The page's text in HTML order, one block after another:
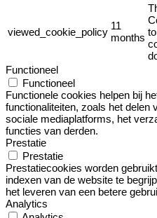
viewed_cookie_policy
11
months
Functioneel
Functioneel
Functionele cookies helpen bij
functionaliteiten, zoals het delen
sociale mediaplatforms, het
functies van derden.
Prestatie
Prestatie
Prestatiecookies worden
indexen van de website te
het leveren van een betere
Analytics